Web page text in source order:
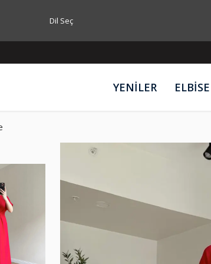
Dil Seç
YENİLER ELBİSE